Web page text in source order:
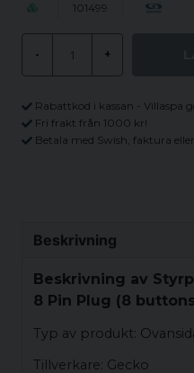
101499
- +
Rabattkod i kassan - Villaspa
Fri frakt från 1000 kr!
Betala med Swish, faktura
Beskrivning
Beskrivning av
8 Pin Plug (8
Typ av produkt:
Tillverkare: Gecko